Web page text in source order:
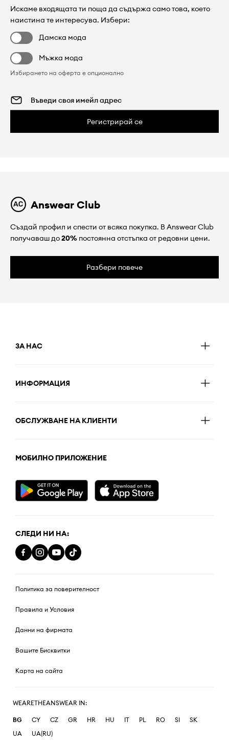
Искаме входящата ти поща да съдържа само това, което
наистина те интересува. Избери:
Дамска мода
Мъжка мода
Избирането на оферта е опционално
Регистрирай се
Answear Club
Създай профил и спести от всяка покупка. В Answear Club
получаваш до20% постоянна отстъпка от редовни цени.
Разбери повече
ЗА НАС
ИНФОРМАЦИЯ
ОБСЛУЖВАНЕ НА КЛИЕНТИ
МОБИЛНО ПРИЛОЖЕНИЕ
СЛЕДИ НИ НА:
Политика за поверителност
Правила и Условия
Данни на фирмата
Вашите Бисквитки
Карта на сайта
WEARETHEANSWEAR IN:
BG CY CZ GR HR HU IT PL RO SI
SK
UA
UA(RU)